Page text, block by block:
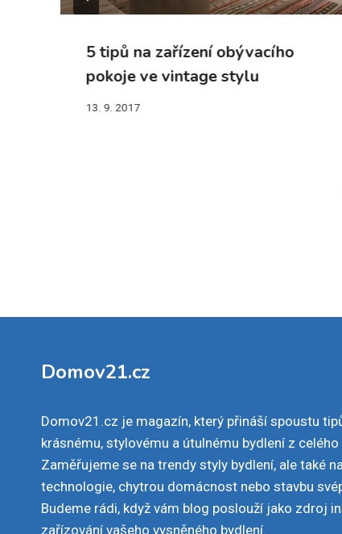
5 tipů na zařízení obývacího
pokoje ve vintage stylu
13. 9. 2017
Domov21.cz
Domov21.cz je magazín, který přináší spoustu
krásnému, stylovému a útulnému bydlení z celého
Zaměřujeme se na trendy styly bydlení, ale také
technologie, chytrou domácnost nebo stavbu
Budeme rádi, když vám blog poslouží jako zdroj
zařízování vašeho vysněného bydlení.